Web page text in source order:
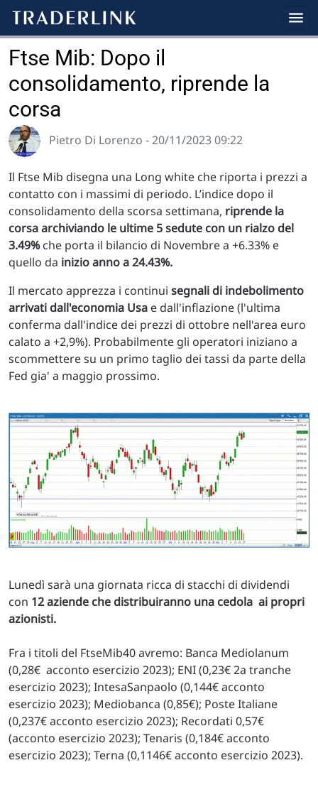
Ftse Mib: Dopo il
consolidamento, riprende la
corsa
Pietro Di Lorenzo - 20/11/2023 09:22
Il Ftse Mib disegna una Long white che riporta i prezzi a
contatto con i massimi di periodo. L’indice dopo il
consolidamento della scorsa settimana, riprende la
corsa archiviando le ultime 5 sedute con un rialzo del
3.49%che porta il bilancio di Novembre a +6.33% e
quello da inizio anno a 24.43%.
Il mercato apprezza i continui segnali di indebolimento
arrivati dall'economia Usa e dall'inflazione (l'ultima
conferma dall'indice dei prezzi di ottobre nell'area euro
calato a +2,9%). Probabilmente gli operatori iniziano a
scommettere su un primo taglio dei tassi da parte della
Fed gia' a maggio prossimo.
Lunedì sarà una giornata ricca di stacchi di dividendi
con 12 aziende che distribuiranno una cedola ai propri
azionisti.
Fra i titoli del FtseMib40 avremo: Banca Mediolanum
(0,28€ acconto esercizio 2023); ENI (0,23€ 2a tranche
esercizio 2023); IntesaSanpaolo (0,144€ acconto
esercizio 2023); Mediobanca (0,85€); Poste Italiane
(0,237€ acconto esercizio 2023); Recordati 0,57€
(acconto esercizio 2023); Tenaris (0,184€ acconto
esercizio 2023); Terna (0,1146€ acconto esercizio 2023).